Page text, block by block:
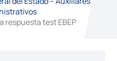
respuesta test EBEP